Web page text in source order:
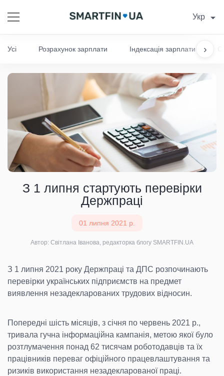
Укр
›
Усі Розрахунок зарплати Індексація зарплати
З 1 липня стартують перевірки
Держпраці
01 липня 2021 р.
Автор: Світлана Іванова, редакторка блогу SMARTFIN.UA
З 1 липня 2021 року Держпраці та ДПС розпочинають
перевірки українських підприємств на предмет
виявлення незадекларованих трудових відносин.
Попередні шість місяців, з січня по червень 2021 р.,
тривала гучна інформаційна кампанія, метою якої було
розтлумачення понад 62 тисячам роботодавців та їх
працівників переваг офіційного працевлаштування та
ризиків використання незадекларованої праці.